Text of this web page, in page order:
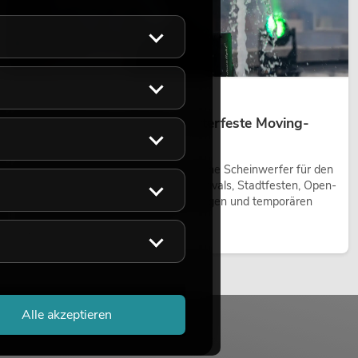
Outdoor Moving-Heads: Wetterfeste Moving-
Outdoor Moving-Heads sind bewegliche Scheinwerfer für den
Einsatz im Freien. Sie werden bei Festivals, Stadtfesten, Open-
Air-Konzerten, Architekturinszenierungen und temporären
Außeninstallationen eingesetzt.
Alle akzeptieren